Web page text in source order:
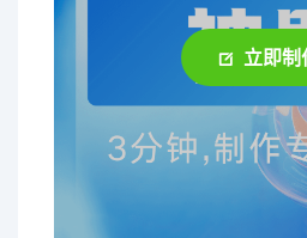
立即制